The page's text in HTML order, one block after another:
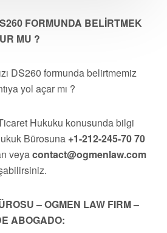
FORMUNDA BELİRTMEK
MU ?
DS260 formunda belirtmemiz
yol açar mı ?
Hukuku konusunda bilgi
Bürosuna +1-212-245-70 70
veyacontact@ogmenlaw.com
– OGMEN LAW FIRM –
ABOGADO: